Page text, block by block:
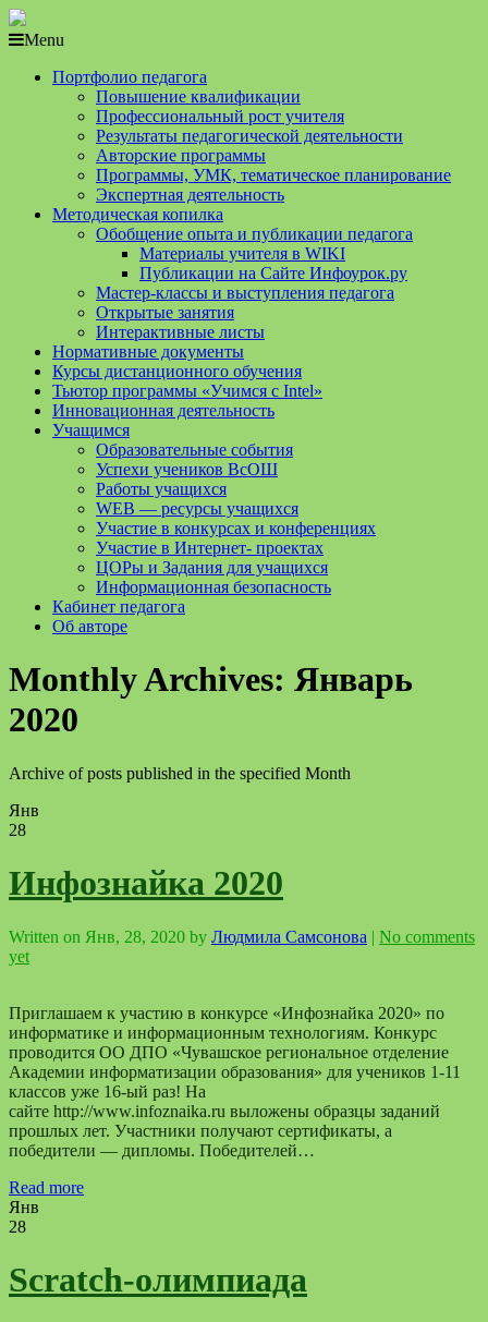
Menu
Портфолио педагога
Повышение квалификации
Профессиональный рост учителя
Результаты педагогической деятельности
Авторские программы
Программы, УМК, тематическое планирование
Экспертная деятельность
Методическая копилка
Обобщение опыта и публикации педагога
Материалы учителя в WIKI
Публикации на Сайте Инфоурок.ру
Мастер-классы и выступления педагога
Открытые занятия
Интерактивные листы
Нормативные документы
Курсы дистанционного обучения
Тьютор программы «Учимся с Intel»
Инновационная деятельность
Учащимся
Образовательные события
Успехи учеников ВсОШ
Работы учащихся
WEB — ресурсы учащихся
Участие в конкурсах и конференциях
Участие в Интернет- проектах
ЦОРы и Задания для учащихся
Информационная безопасность
Кабинет педагога
Об авторе
Monthly Archives: Январь
2020
Archive of posts published in the specified Month
Янв
28
Инфознайка 2020
Written on Янв, 28, 2020 by Людмила Самсонова | No comments
yet
Приглашаем к участию в конкурсе «Инфознайка 2020» по
информатике и информационным технологиям. Конкурс
проводится ОО ДПО «Чувашское региональное отделение
Академии информатизации образования» для учеников 1-11
классов уже 16-ый раз! На
сайте http://www.infoznaika.ru выложены образцы заданий
прошлых лет. Участники получают сертификаты, а
победители — дипломы. Победителей…
Read more
Янв
28
Scratch-олимпиада